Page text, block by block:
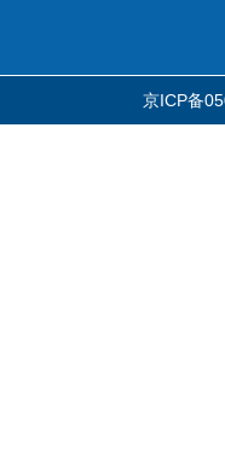
京ICP备